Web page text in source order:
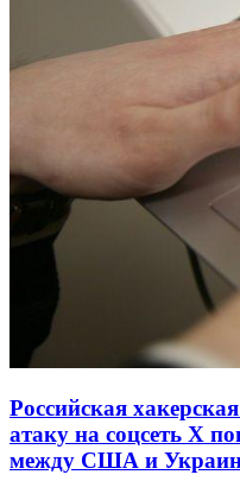
Российская
атаку на соцсеть Х
между США и